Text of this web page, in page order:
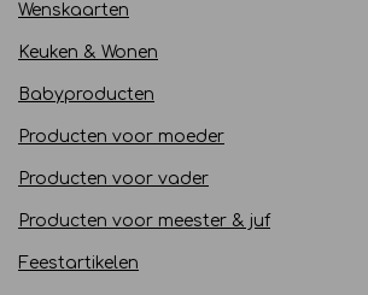
Wenskaarten
Keuken & Wonen
Babyproducten
Producten voor moeder
Producten voor vader
Producten voor meester & juf
Feestartikelen